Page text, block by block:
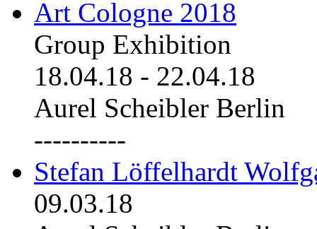
Art Cologne 2018
Group Exhibition
18.04.18 - 22.04.18
Aurel Scheibler Berlin
----------
Stefan Löffelhardt
09.03.18